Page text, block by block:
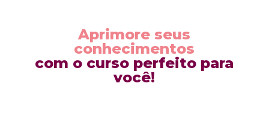
Aprimore seus
conhecimentos
com o curso perfeito para
você!